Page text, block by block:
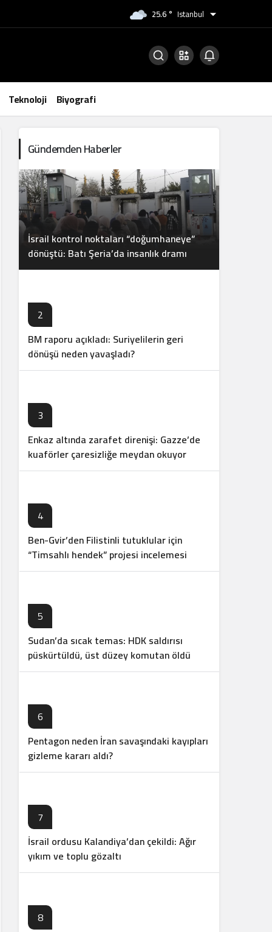
25.6 ° Istanbul
Teknoloji Biyografi
Gündemden Haberler
İsrail kontrol noktaları “doğumhaneye”
dönüştü: Batı Şeria’da insanlık dramı
2
BM raporu açıkladı: Suriyelilerin geri
dönüşü neden yavaşladı?
3
Enkaz altında zarafet direnişi: Gazze’de
kuaförler çaresizliğe meydan okuyor
4
Ben-Gvir’den Filistinli tutuklular için
“Timsahlı hendek” projesi incelemesi
5
Sudan’da sıcak temas: HDK saldırısı
püskürtüldü, üst düzey komutan öldü
6
Pentagon neden İran savaşındaki kayıpları
gizleme kararı aldı?
7
İsrail ordusu Kalandiya’dan çekildi: Ağır
yıkım ve toplu gözaltı
8